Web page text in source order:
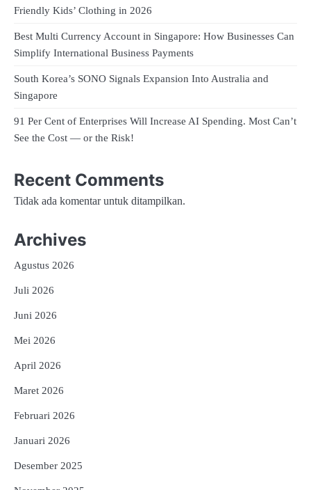
Friendly Kids’ Clothing in 2026
Best Multi Currency Account in Singapore: How Businesses Can
Simplify International Business Payments
South Korea’s SONO Signals Expansion Into Australia and
Singapore
91 Per Cent of Enterprises Will Increase AI Spending. Most Can’t
See the Cost — or the Risk!
Recent Comments
Tidak ada komentar untuk ditampilkan.
Archives
Agustus 2026
Juli 2026
Juni 2026
Mei 2026
April 2026
Maret 2026
Februari 2026
Januari 2026
Desember 2025